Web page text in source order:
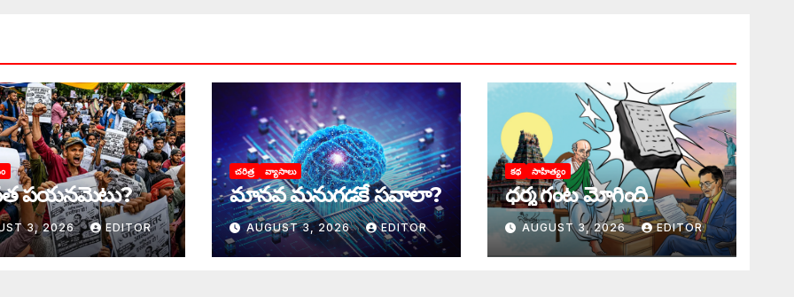
పయనమెటు?
3, 2026 EDITOR
చరిత్ర వ్యాసాలు
మానవ మనుగడకే సవాలా?
AUGUST 3, 2026 EDITOR
కథ సాహిత్యం
ధర్మ గంట మోగింది
AUGUST 3, 2026 EDITOR